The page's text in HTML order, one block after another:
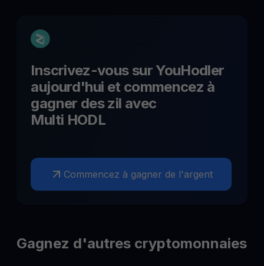
Inscrivez-vous sur YouHodler
aujourd'hui et commencez à
gagner des zil avec
Multi HODL
Commencez à gagner de l'argent
Gagnez d'autres cryptomonnaies